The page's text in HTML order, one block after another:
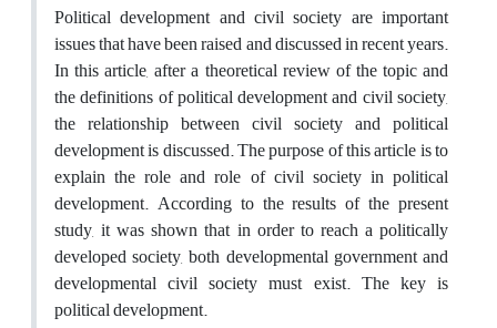
Political development and civil society are important
issues that have been raised and discussed in recent years.
In this article, after a theoretical review of the topic and
the definitions of political development and civil society,
the relationship between civil society and political
development is discussed. The purpose of this article is to
explain the role and role of civil society in political
development. According to the results of the present
study, it was shown that in order to reach a politically
developed society, both developmental government and
developmental civil society must exist. The key is
political development.